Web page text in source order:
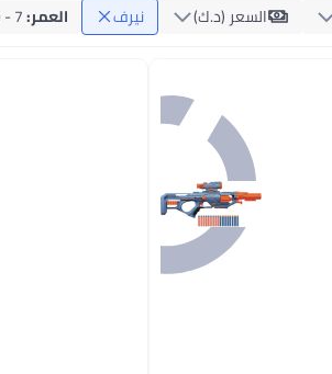
السعر (د.ك‏)
نيرف العمر:7 - 9 سنة